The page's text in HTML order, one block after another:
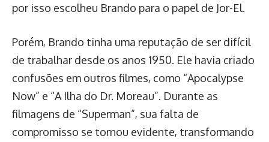
por isso escolheu Brando para o papel de Jor-El.
Porém, Brando tinha uma reputação de ser difícil
de trabalhar desde os anos 1950. Ele havia criado
confusões em outros filmes, como “Apocalypse
Now” e “A Ilha do Dr. Moreau”. Durante as
filmagens de “Superman”, sua falta de
compromisso se tornou evidente, transformando